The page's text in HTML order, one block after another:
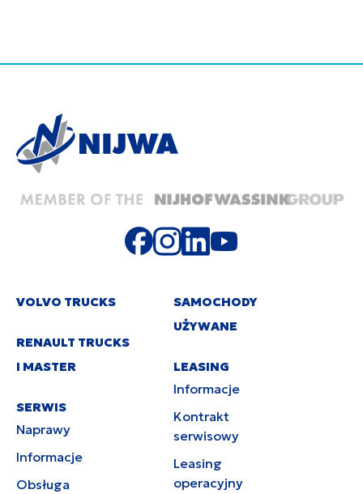
VOLVO TRUCKS
RENAULT TRUCKS
I MASTER
SERWIS
Naprawy
Informacje
Obsługa
SAMOCHODY
UŻYWANE
LEASING
Informacje
Kontrakt
serwisowy
Leasing
operacyjny